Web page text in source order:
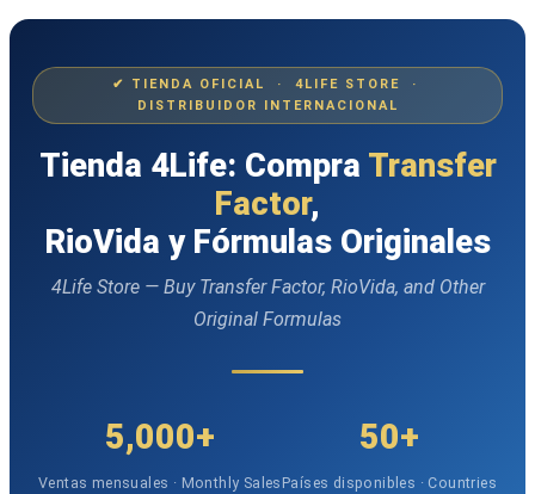
✔ TIENDA OFICIAL · 4LIFE STORE ·
DISTRIBUIDOR INTERNACIONAL
Tienda 4Life: Compra Transfer
Factor,
RioVida y Fórmulas Originales
4Life Store — Buy Transfer Factor, RioVida, and Other
Original Formulas
5,000+
Ventas mensuales · Monthly Sales
50+
Países disponibles · Countries